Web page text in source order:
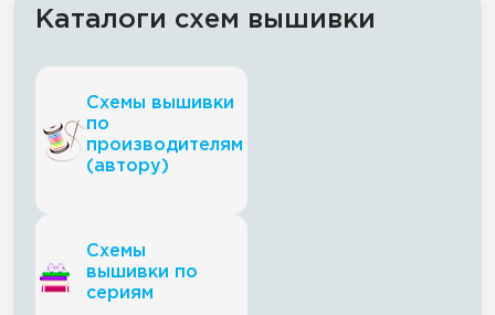
Каталоги схем вышивки
Схемы вышивки
по
производителям
(автору)
Схемы
вышивки по
сериям